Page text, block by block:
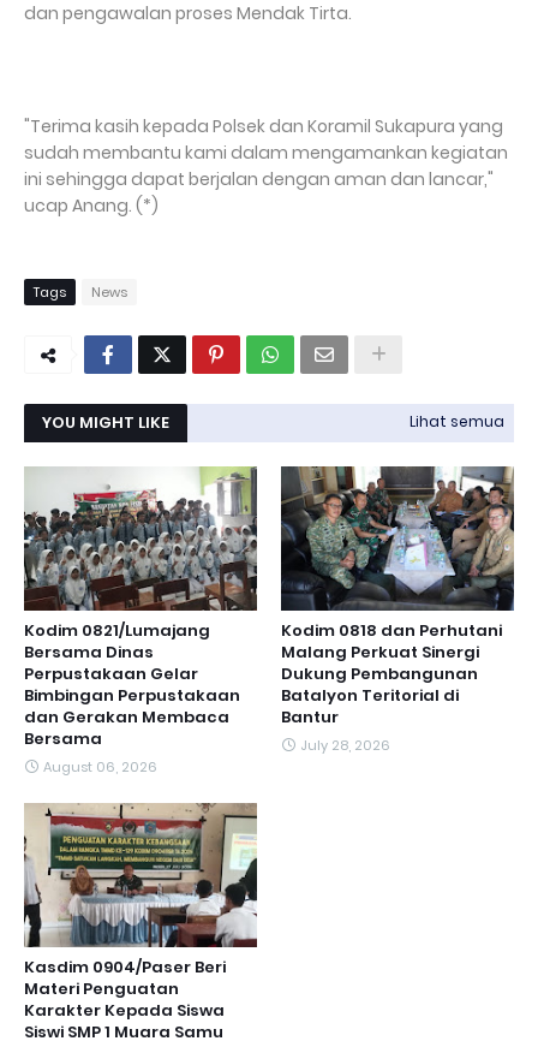
dan pengawalan proses Mendak Tirta.
"Terima kasih kepada Polsek dan Koramil Sukapura yang
sudah membantu kami dalam mengamankan kegiatan
ini sehingga dapat berjalan dengan aman dan lancar,"
ucap Anang. (*)
Tags News
YOU MIGHT LIKE Lihat semua
Kodim 0821/Lumajang
Bersama Dinas
Perpustakaan Gelar
Bimbingan Perpustakaan
dan Gerakan Membaca
Bersama
August 06, 2026
Kodim 0818 dan Perhutani
Malang Perkuat Sinergi
Dukung Pembangunan
Batalyon Teritorial di
Bantur
July 28, 2026
Kasdim 0904/Paser Beri
Materi Penguatan
Karakter Kepada Siswa
Siswi SMP 1 Muara Samu